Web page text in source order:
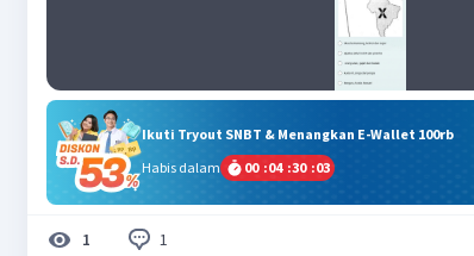
Ikuti Tryout SNBT & Menangkan E-Wallet 100rb
Habis dalam
00 :04 :30 :02
1 1